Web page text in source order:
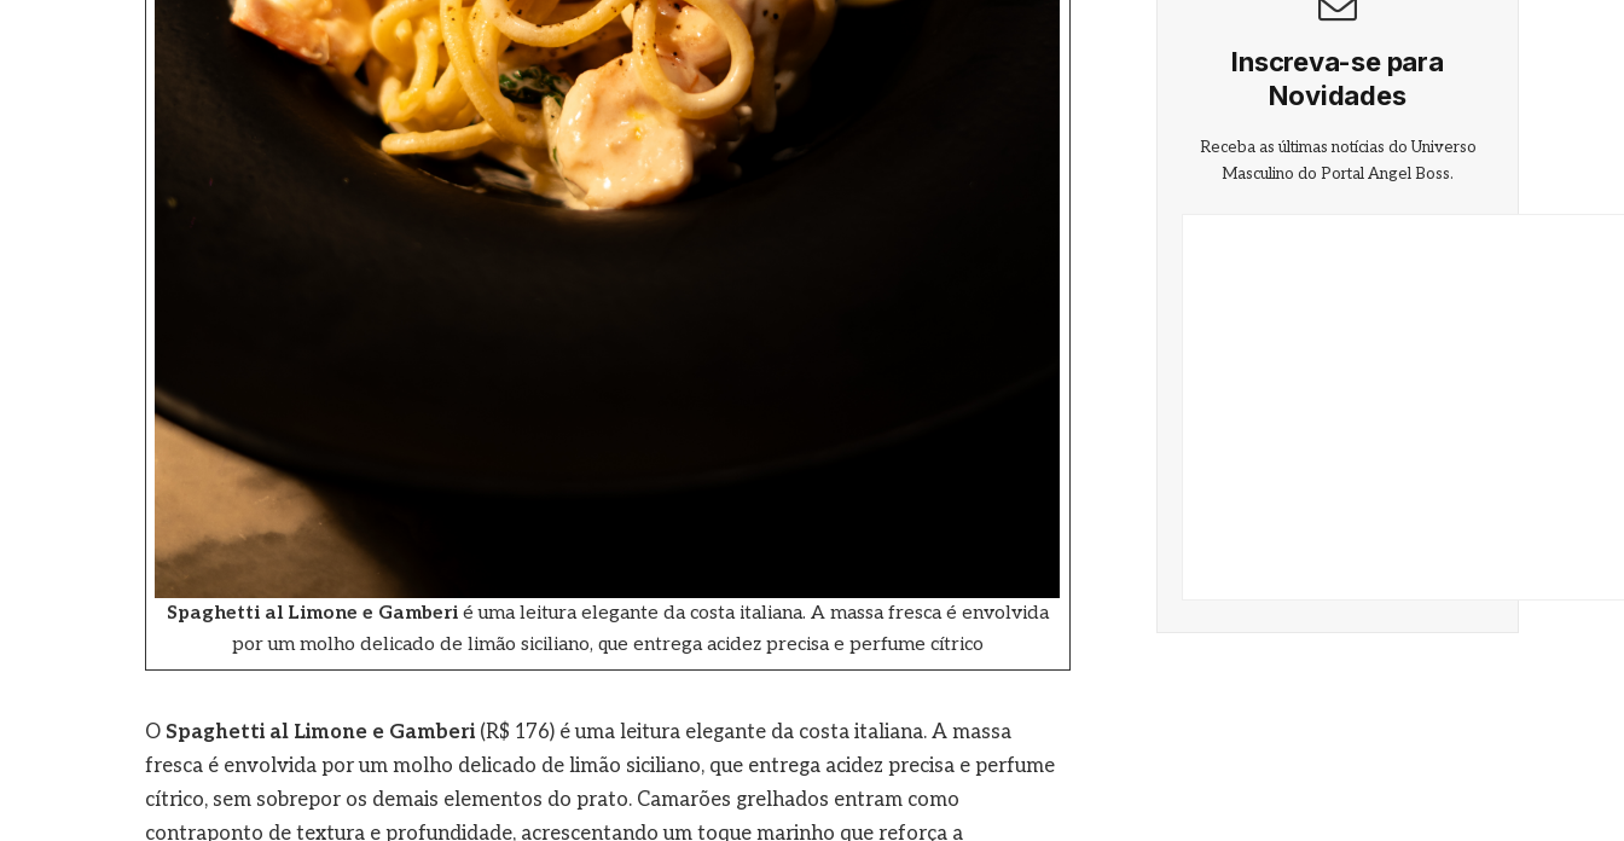
Spaghetti al Limone e Gamberié uma leitura elegante da costa italiana. A massa fresca é envolvida
por um molho delicado de limão siciliano, que entrega acidez precisa e perfume cítrico
O Spaghetti al Limone e Gamberi(R$ 176) é uma leitura elegante da costa italiana. A massa
fresca é envolvida por um molho delicado de limão siciliano, que entrega acidez precisa e perfume
cítrico, sem sobrepor os demais elementos do prato. Camarões grelhados entram como
contraponto de textura e profundidade, acrescentando um toque marinho que reforça a
Inscreva-se para
Novidades
Receba as últimas notícias do Universo
Masculino do Portal Angel Boss.